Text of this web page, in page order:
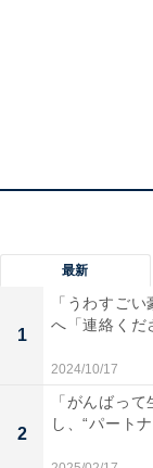
最新
1
「うわすご
へ「連絡くだ
2024/10/17
2
「がんばっ
し、“パート